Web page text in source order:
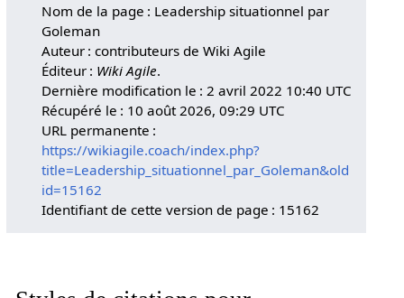
Nom de la page : Leadership situationnel par
Goleman
Auteur : contributeurs de Wiki Agile
Éditeur : Wiki Agile.
Dernière modification le : 2 avril 2022 10:40 UTC
Récupéré le : 10 août 2026, 09:29 UTC
URL permanente :
https://wikiagile.coach/index.php?
title=Leadership_situationnel_par_Goleman&old
id=15162
Identifiant de cette version de page : 15162